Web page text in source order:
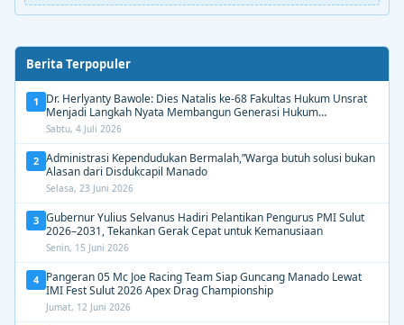
Berita Terpopuler
1
Dr. Herlyanty Bawole: Dies Natalis ke-68 Fakultas Hukum Unsrat
Menjadi Langkah Nyata Membangun Generasi Hukum
Berdampak
Sabtu, 4 Juli 2026
2 Administrasi Kependudukan Bermalah,”Warga butuh solusi bukan
Alasan dari Disdukcapil Manado
Selasa, 23 Juni 2026
3 Gubernur Yulius Selvanus Hadiri Pelantikan Pengurus PMI Sulut
2026–2031, Tekankan Gerak Cepat untuk Kemanusiaan
Senin, 15 Juni 2026
4 Pangeran 05 Mc Joe Racing Team Siap Guncang Manado Lewat
IMI Fest Sulut 2026 Apex Drag Championship
Jumat, 12 Juni 2026